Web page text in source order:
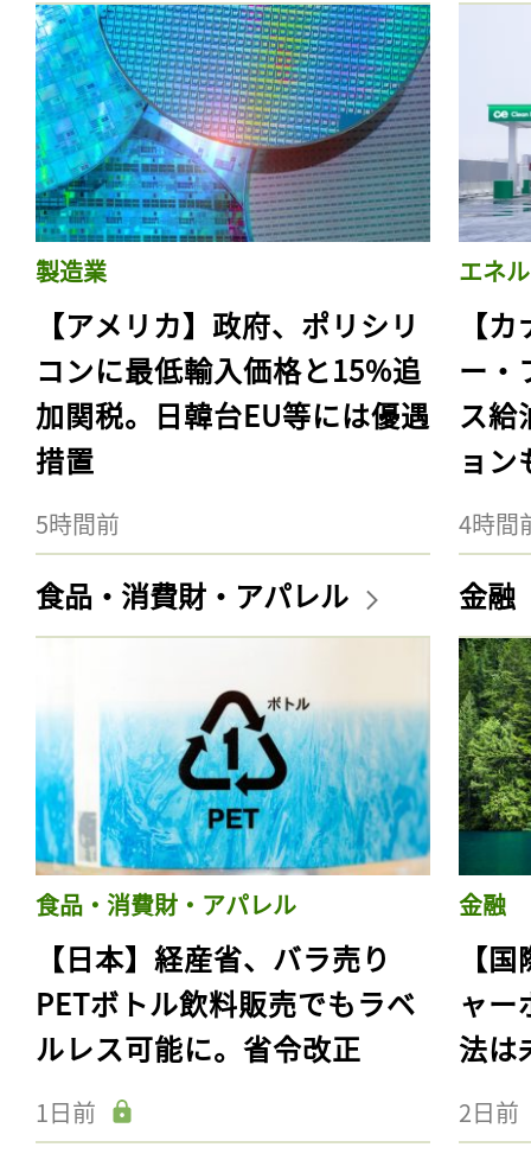
製造業
【アメリカ】政府、ポリシリ
コンに最低輸入価格と15%追
加関税。日韓台EU等には優遇
措置
5時間前
エネ
【
ー・
ス給
ョン
4時間
食品・消費財・アパレル
食品・消費財・アパレル
【日本】経産省、バラ売り
PETボトル飲料販売でもラベ
ルレス可能に。省令改正
1日前
金融
金融
【
ャー
法は
2日前